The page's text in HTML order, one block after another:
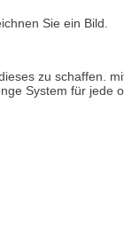
Sie ein Bild.
zu schaffen.
System für jede